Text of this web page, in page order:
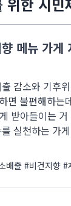
메뉴 가게
감소와 기후
면 불편해하는
받아들이는
실천하는 가
배출 #비건지향 #